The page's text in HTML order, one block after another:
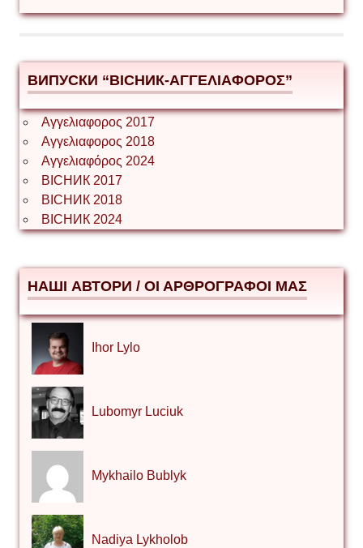
ВИПУСКИ “ВІСНИК-ΑΓΓΕΛΙΑΦΟΡΟΣ”
Αγγελιαφορος 2017
Αγγελιαφορος 2018
Αγγελιαφόρος 2024
ВІСНИК 2017
ВІСНИК 2018
ВІСНИК 2024
НАШІ АВТОРИ / ΟΙ ΑΡΘΡΟΓΡΑΦΟΙ ΜΑΣ
Ihor Lylo
Lubomyr Luciuk
Mykhailo Bublyk
Nadiya Lykholob